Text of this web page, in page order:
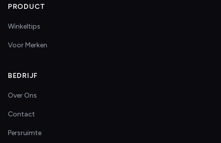
PRODUCT
Winkeltips
Voor Merken
BEDRIJF
Over Ons
Contact
Persruimte